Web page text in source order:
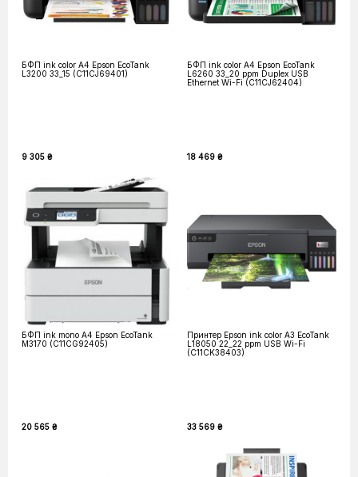
БФП ink color A4 Epson EcoTank
L3200 33_15 (C11CJ69401)
9 305 ₴
БФП ink color A4 Epson EcoTank
L6260 33_20 ppm Duplex USB
Ethernet Wi-Fi (C11CJ62404)
18 469 ₴
БФП ink mono A4 Epson EcoTank
M3170 (C11CG92405)
20 565 ₴
Принтер Epson ink color A3 EcoTank
L18050 22_22 ppm USB Wi-Fi
(C11CK38403)
33 569 ₴